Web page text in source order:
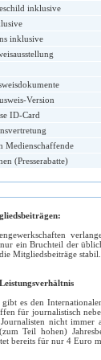
inklusive
inklusive
Version
ID-Card
Medienschaffende
(Presserabatte)
ein Bruchteil der
Mitgliedsbeiträge stabil.
es den
für journalistisch
nicht
Teil hohen)
bereits für nur 4 Euro